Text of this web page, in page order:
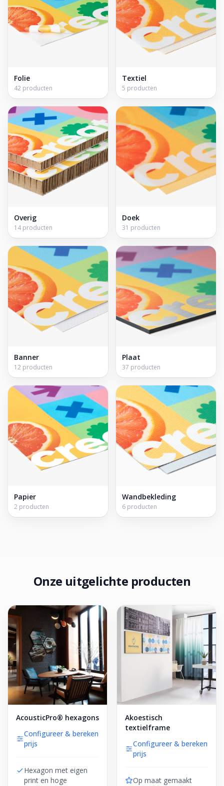
Folie
42 producten
Textiel
5 producten
Overig
14 producten
Doek
31 producten
Banner
12 producten
Plaat
37 producten
Papier
2 producten
Wandbekleding
6 producten
Onze uitgelichte producten
AcousticPro® hexagons
Configureer & bereken
prijs
Hexagon met eigen
print en hoge
Akoestisch
textielframe
Configureer & bereken
prijs
Op maat gemaakt